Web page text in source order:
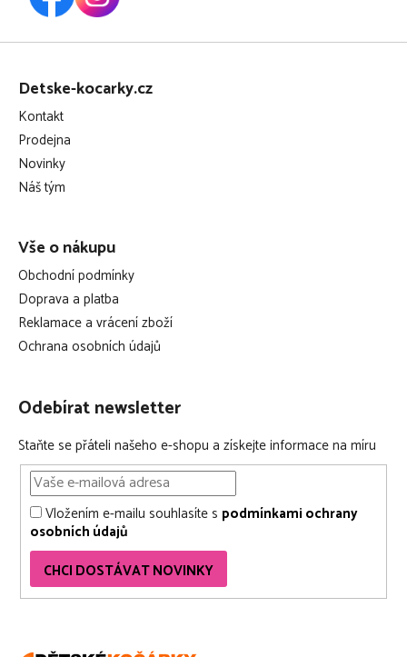
Z
Detske-kocarky.cz
Kontakt
Prodejna
Novinky
Náš tým
Vše o nákupu
Obchodní podmínky
Doprava a platba
Reklamace a vrácení zboží
Ochrana osobních údajů
Odebírat newsletter
Staňte se přáteli našeho e-shopu a získejte informace na míru
Vložením e-mailu souhlasíte s podmínkami ochrany
osobních údajů
CHCI DOSTÁVAT NOVINKY